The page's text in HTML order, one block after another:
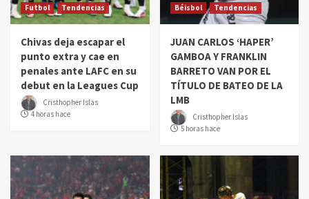
Futbol Tendencias
Chivas deja escapar el
punto extra y cae en
penales ante LAFC en su
debut en la Leagues Cup
Cristhopher Islas
4 horas hace
Béisbol Tendencias
JUAN CARLOS ‘HAPER’
GAMBOA Y FRANKLIN
BARRETO VAN POR EL
TÍTULO DE BATEO DE LA
LMB
Cristhopher Islas
5 horas hace